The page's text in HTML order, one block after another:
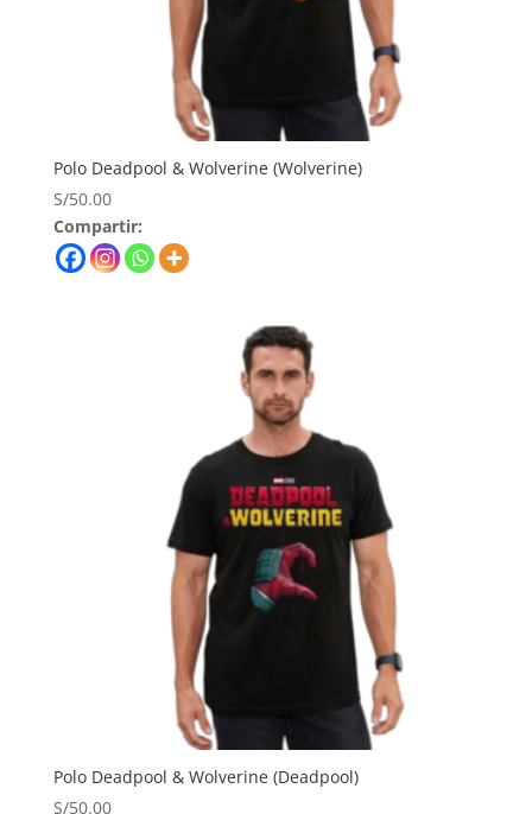
Polo Deadpool & Wolverine (Wolverine)
S/50.00
Compartir:
Polo Deadpool & Wolverine (Deadpool)
S/50.00